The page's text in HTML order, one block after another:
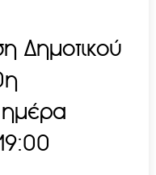
Δημοτικού